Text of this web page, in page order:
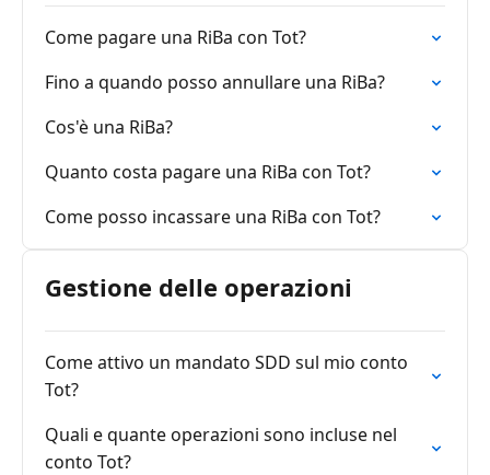
Come pagare una RiBa con Tot?
Fino a quando posso annullare una RiBa?
Cos'è una RiBa?
Quanto costa pagare una RiBa con Tot?
Come posso incassare una RiBa con Tot?
Gestione delle operazioni
Come attivo un mandato SDD sul mio conto
Tot?
Quali e quante operazioni sono incluse nel
conto Tot?